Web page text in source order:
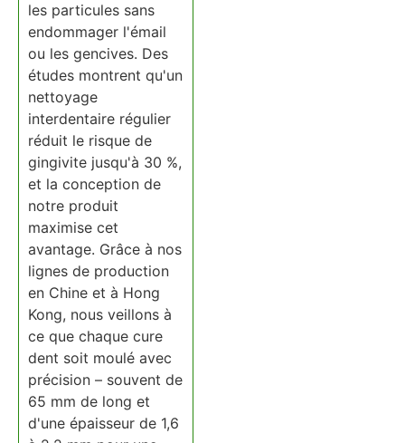
les particules sans
endommager l'émail
ou les gencives. Des
études montrent qu'un
nettoyage
interdentaire régulier
réduit le risque de
gingivite jusqu'à 30 %,
et la conception de
notre produit
maximise cet
avantage. Grâce à nos
lignes de production
en Chine et à Hong
Kong, nous veillons à
ce que chaque cure
dent soit moulé avec
précision – souvent de
65 mm de long et
d'une épaisseur de 1,6